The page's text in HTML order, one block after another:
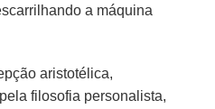
a máquina
aristotélica,
filosofia personalista,